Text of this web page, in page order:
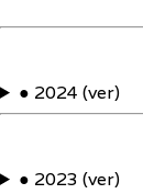
● 2024 (ver)
● 2023 (ver)